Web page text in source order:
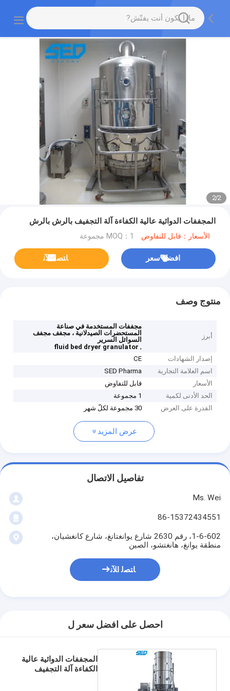
2
/
2
المجففات الدوائية عالية الكفاءة آلة التجفيف بالرش بالرش
الأسعار：قابل للتفاوض MOQ：1 مجموعة
افضل سعر ﺎﺘﺼﻟ ﺍﻶﻧ
منتوج وصف
أبرز
مجففات المستخدمة في صناعة
المستحضرات الصيدلانية ، مجفف مجفف
السوائل السرير
,
fluid bed dryer granulator
إصدار الشهادات
CE
اسم العلامة التجارية
SED Pharma
الأسعار
قابل للتفاوض
الحد الأدنى لكمية
1 مجموعة
القدرة على العرض
30 مجموعة لكلّ شهر
عرض المزيد
تفاصيل الاتصال
Ms. Wei
86-15372434551
1-6-602، رقم 2630 شارع يوانغتانغ، شارع كانغشيان،
منطقة يوانغ، هانغتشو، الصين
ﺎﺘﺼﻟ ﺍﻶﻧ
احصل على افضل سعر ل
المجففات الدوائية عالية
الكفاءة آلة التجفيف